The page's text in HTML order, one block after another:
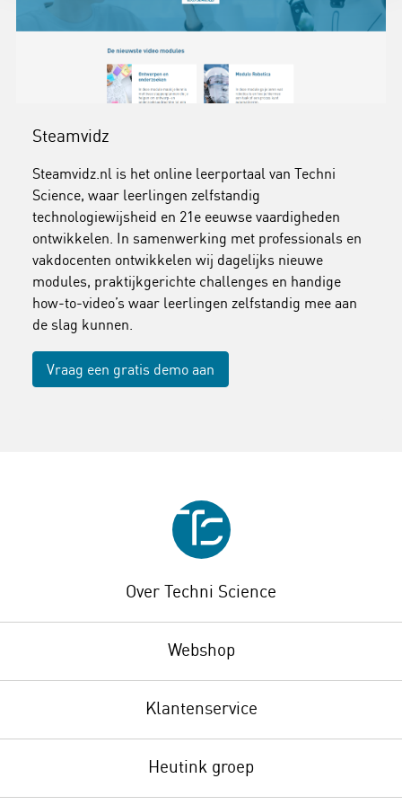
Steamvidz
Steamvidz.nl is het online leerportaal van Techni
Science, waar leerlingen zelfstandig
technologiewijsheid en 21e eeuwse vaardigheden
ontwikkelen. In samenwerking met professionals en
vakdocenten ontwikkelen wij dagelijks nieuwe
modules, praktijkgerichte challenges en handige
how-to-video’s waar leerlingen zelfstandig mee aan
de slag kunnen.
Vraag een gratis demo aan
Over Techni Science
Webshop
Klantenservice
Heutink groep